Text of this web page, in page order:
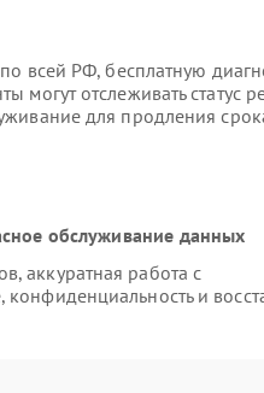
всей РФ, бесплатную
могут отслеживать статус
для продления
обслуживание данных
аккуратная работа с
и